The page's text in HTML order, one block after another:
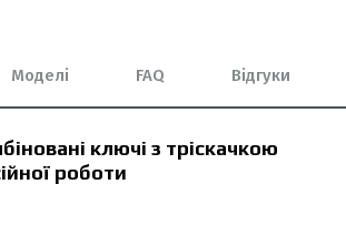
Моделі FAQ Відгуки
ключі з тріскачкою
роботи